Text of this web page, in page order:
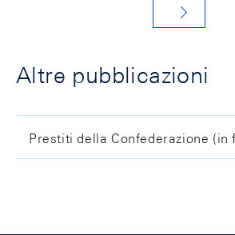
Altre pubblicazioni
Prestiti della Confederazione (in